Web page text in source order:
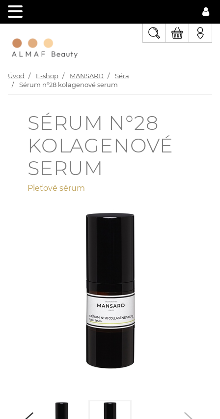
Úvod E-shop MANSARD
Séra
Sérum n°28 kolagenové serum
SÉRUM N°28
KOLAGENOVÉ
SERUM
Pleťové sérum